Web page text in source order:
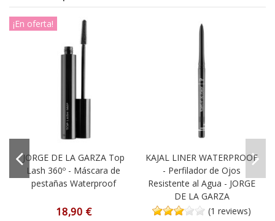
¡En oferta!
JORGE DE LA GARZA Top
Lash 360º - Máscara de
pestañas Waterproof
18,90 €
KAJAL LINER WATERPROOF
- Perfilador de Ojos
Resistente al Agua - JORGE
DE LA GARZA
(1 reviews)